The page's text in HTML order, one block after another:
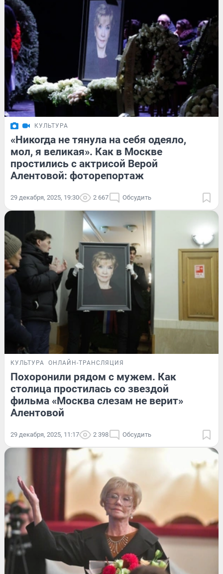
КУЛЬТУРА
«Никогда не тянула на себя одеяло,
мол, я великая». Как в Москве
простились с актрисой Верой
Алентовой: фоторепортаж
29 декабря, 2025, 19:30 2 667 Обсудить
КУЛЬТУРА ОНЛАЙН-ТРАНСЛЯЦИЯ
Похоронили рядом с мужем. Как
столица простилась со звездой
фильма «Москва слезам не верит»
Алентовой
29 декабря, 2025, 11:17 2 398 Обсудить